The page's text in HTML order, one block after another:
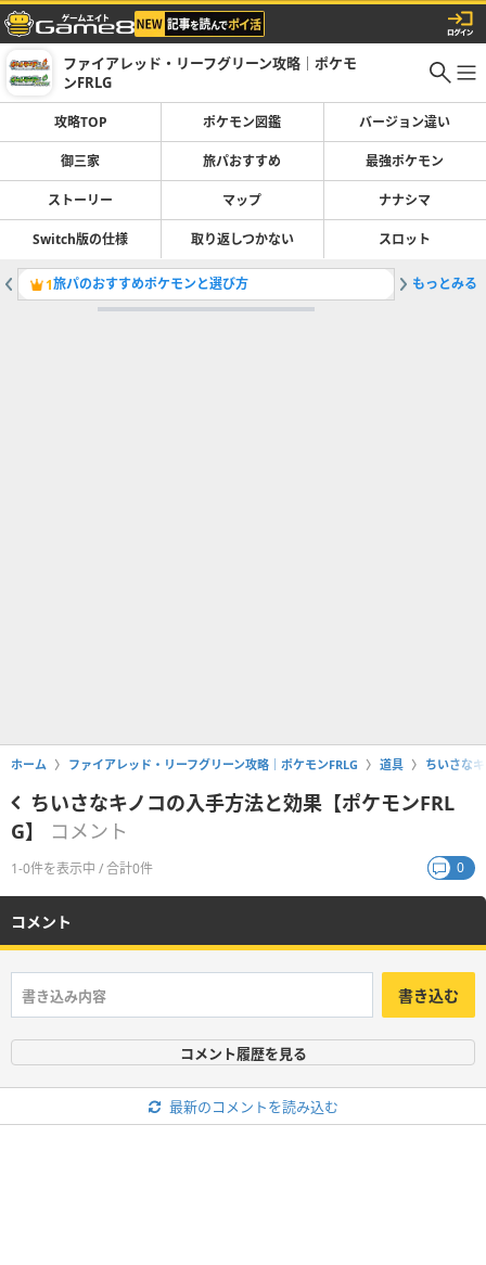
ファイアレッド・リーフグリーン攻略｜ポケモ
ンFRLG
攻略TOP ポケモン図鑑 バージョン違い
御三家 旅パおすすめ 最強ポケモン
ストーリー マップ ナナシマ
Switch版の仕様 取り返しつかない スロット
1旅パのおすすめポケモンと選び方 2クリア
もっとみる
ホーム ファイアレッド・リーフグリーン攻略｜ポケモンFRLG 道具 ちいさな
ちいさなキノコの入手方法と効果【ポケモンFRL
G】
コメント
1-0件を表示中 / 合計0件 0
コメント
書き込む
コメント履歴を見る
最新のコメントを読み込む